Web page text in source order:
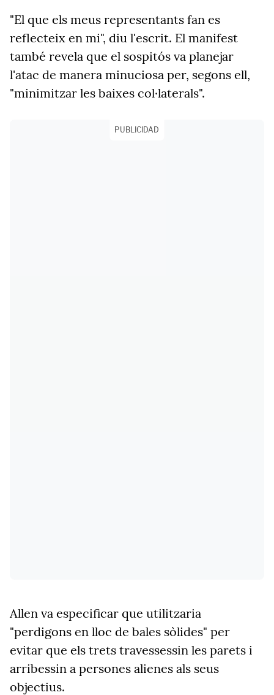
"El que els meus representants fan es
reflecteix en mi", diu l'escrit. El manifest
també revela que el sospitós va planejar
l'atac de manera minuciosa per, segons ell,
"minimitzar les baixes col·laterals".
PUBLICIDAD
Allen va especificar que utilitzaria
"perdigons en lloc de bales sòlides" per
evitar que els trets travessessin les parets i
arribessin a persones alienes als seus
objectius.